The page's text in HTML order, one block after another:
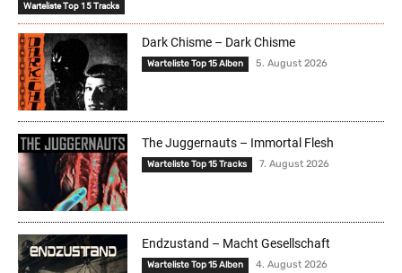
Warteliste Top 15 Tracks
Dark Chisme – Dark Chisme
Warteliste Top 15 Alben 5. August 2026
The Juggernauts – Immortal Flesh
Warteliste Top 15 Tracks 7. August 2026
Endzustand – Macht Gesellschaft
Warteliste Top 15 Alben 4. August 2026